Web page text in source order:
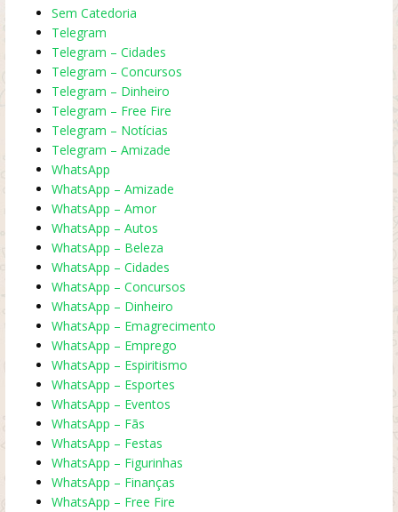
Sem Catedoria
Telegram
Telegram – Cidades
Telegram – Concursos
Telegram – Dinheiro
Telegram – Free Fire
Telegram – Notícias
Telegram – Amizade
WhatsApp
WhatsApp – Amizade
WhatsApp – Amor
WhatsApp – Autos
WhatsApp – Beleza
WhatsApp – Cidades
WhatsApp – Concursos
WhatsApp – Dinheiro
WhatsApp – Emagrecimento
WhatsApp – Emprego
WhatsApp – Espiritismo
WhatsApp – Esportes
WhatsApp – Eventos
WhatsApp – Fãs
WhatsApp – Festas
WhatsApp – Figurinhas
WhatsApp – Finanças
WhatsApp – Free Fire